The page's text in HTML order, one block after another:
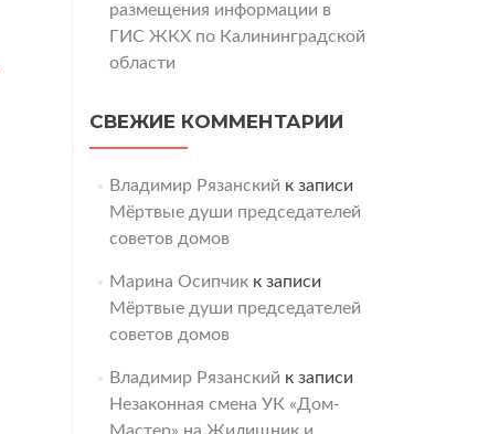
размещения информации в
ГИС ЖКХ по Калининградской
области
СВЕЖИЕ КОММЕНТАРИИ
Владимир Рязанский к записи
Мёртвые души председателей
советов домов
Марина Осипчикк записи
Мёртвые души председателей
советов домов
Владимир Рязанский к записи
Незаконная смена УК «Дом-